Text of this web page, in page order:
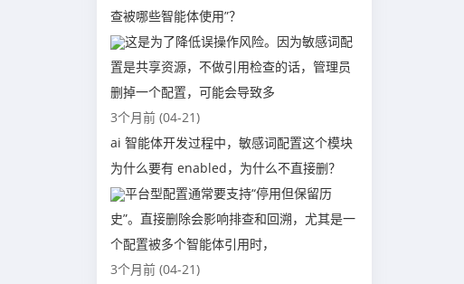
查被哪些智能体使用”？
这是为了降低误操作风险。因为敏感词配
置是共享资源，不做引用检查的话，管理员
删掉一个配置，可能会导致多
3个月前 (04-21)
ai 智能体开发过程中，敏感词配置这个模块
为什么要有 enabled，为什么不直接删？
平台型配置通常要支持“停用但保留历
史”。直接删除会影响排查和回溯，尤其是一
个配置被多个智能体引用时，
3个月前 (04-21)